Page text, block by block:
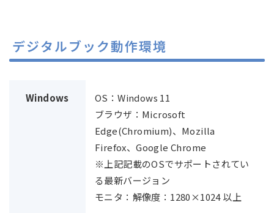
デジタルブック動作環境
Windows
OS：Windows 11
ブラウザ：Microsoft
Edge(Chromium)、Mozilla
Firefox、Google Chrome
※上記記載のOSでサポートされてい
る最新バージョン
モニタ：解像度：1280×1024 以上